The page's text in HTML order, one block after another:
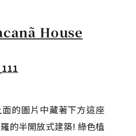
House
的圖片中藏著下方這座
的半開放式建築! 綠色植